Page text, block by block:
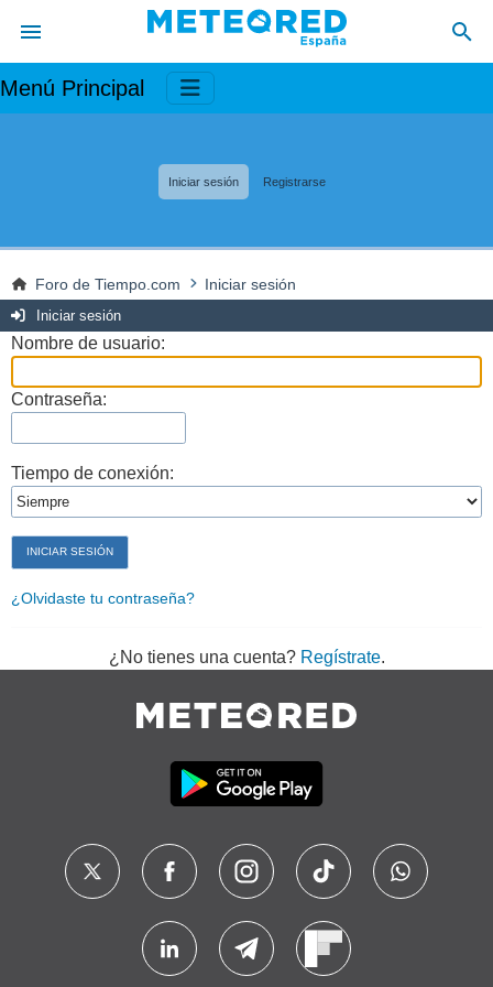
Menú Principal
Iniciar sesión Registrarse
Foro de Tiempo.com Iniciar sesión
Iniciar sesión
Nombre de usuario:
Contraseña:
Tiempo de conexión:
¿Olvidaste tu contraseña?
¿No tienes una cuenta? Regístrate.